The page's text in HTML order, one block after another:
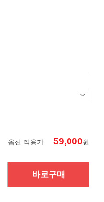
옵션 적용가 59,000원
바로구매